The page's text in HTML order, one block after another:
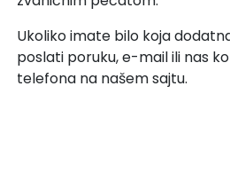
Ukoliko imate bilo koja
poslati poruku, e-mail ili nas
telefona na našem sajtu.